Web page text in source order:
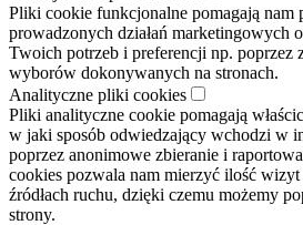
Pliki cookie funkcjonalne pomagają nam
prowadzonych działań marketingowych
Twoich potrzeb i preferencji np. poprzez
wyborów dokonywanych na stronach.
Analityczne pliki cookies
Pliki analityczne cookie pomagają
w jaki sposób odwiedzający wchodzi w
poprzez anonimowe zbieranie i
cookies pozwala nam mierzyć ilość
źródłach ruchu, dzięki czemu możemy
strony.